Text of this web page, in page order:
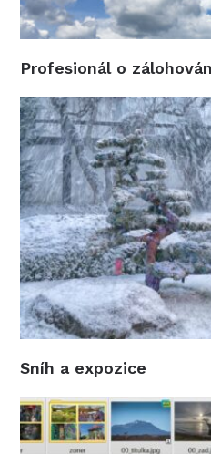
Profesionál o
Sníh a expozice